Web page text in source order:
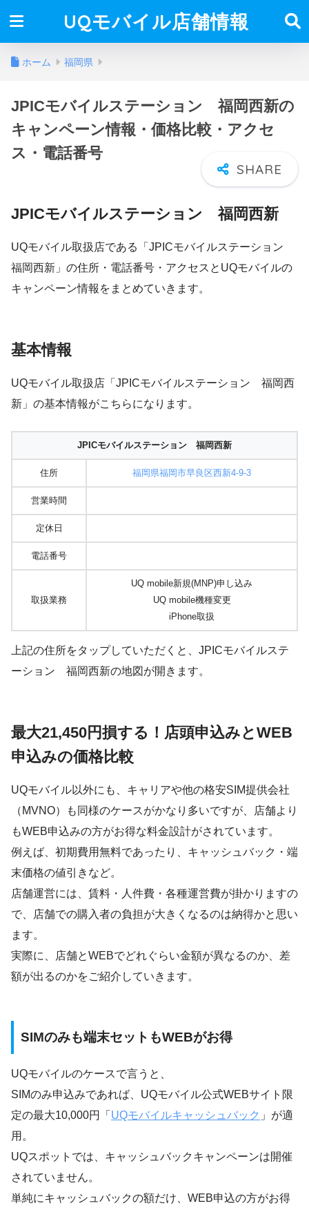
UQモバイル店舗情報
ホーム 福岡県
JPICモバイルステーション 福岡西新の
キャンペーン情報・価格比較・アクセ
ス・電話番号
JPICモバイルステーション 福岡西新
UQモバイル取扱店である「JPICモバイルステーション
福岡西新」の住所・電話番号・アクセスとUQモバイルの
キャンペーン情報をまとめていきます。
基本情報
UQモバイル取扱店「JPICモバイルステーション 福岡西
新」の基本情報がこちらになります。
JPICモバイルステーション 福岡西新
住所 福岡県福岡市早良区西新4-9-3
営業時間
定休日
電話番号
取扱業務
UQ mobile新規(MNP)申し込み
UQ mobile機種変更
iPhone取扱
上記の住所をタップしていただくと、JPICモバイルステ
ーション 福岡西新の地図が開きます。
最大21,450円損する！店頭申込みとWEB
申込みの価格比較
UQモバイル以外にも、キャリアや他の格安SIM提供会社
（MVNO）も同様のケースがかなり多いですが、店舗より
もWEB申込みの方がお得な料金設計がされています。
例えば、初期費用無料であったり、キャッシュバック・端
末価格の値引きなど。
店舗運営には、賃料・人件費・各種運営費が掛かりますの
で、店舗での購入者の負担が大きくなるのは納得かと思い
ます。
実際に、店舗とWEBでどれぐらい金額が異なるのか、差
額が出るのかをご紹介していきます。
SIMのみも端末セットもWEBがお得
UQモバイルのケースで言うと、
SIMのみ申込みであれば、UQモバイル公式WEBサイト限
定の最大10,000円「 UQモバイルキャッシュバック 」が適
用。
UQスポットでは、キャッシュバックキャンペーンは開催
されていません。
単純にキャッシュバックの額だけ、WEB申込の方がお得